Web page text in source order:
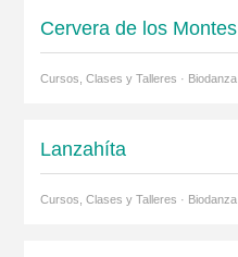
Cervera de los Montes
Cursos, Clases y Talleres · Biodanza
Lanzahíta
Cursos, Clases y Talleres · Biodanza